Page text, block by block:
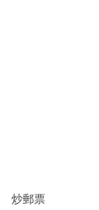
炒郵票